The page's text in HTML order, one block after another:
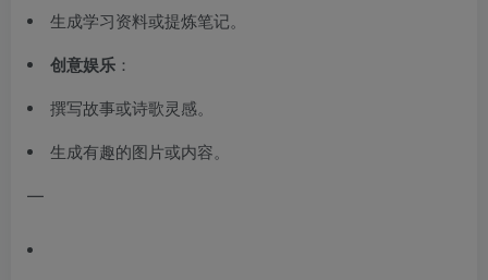
生成学习资料或提炼笔记。
创意娱乐 ：
撰写故事或诗歌灵感。
生成有趣的图片或内容。
—